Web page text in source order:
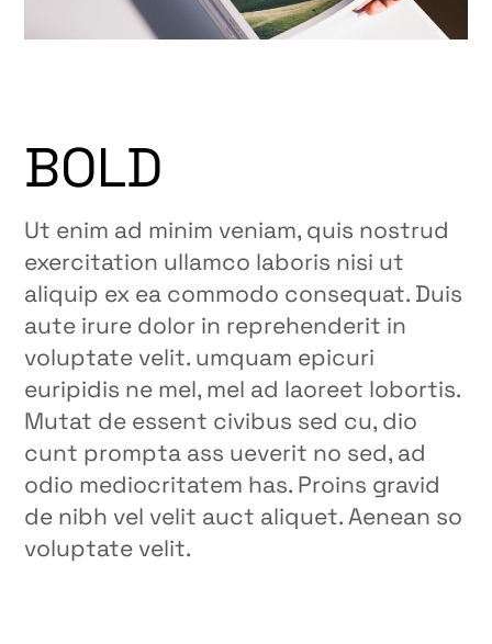
BOLD
Ut enim ad minim veniam, quis nostrud
exercitation ullamco laboris nisi ut
aliquip ex ea commodo consequat. Duis
aute irure dolor in reprehenderit in
voluptate velit. umquam epicuri
euripidis ne mel, mel ad laoreet lobortis.
Mutat de essent civibus sed cu, dio
cunt prompta ass ueverit no sed, ad
odio mediocritatem has. Proins gravid
de nibh vel velit auct aliquet. Aenean so
voluptate velit.